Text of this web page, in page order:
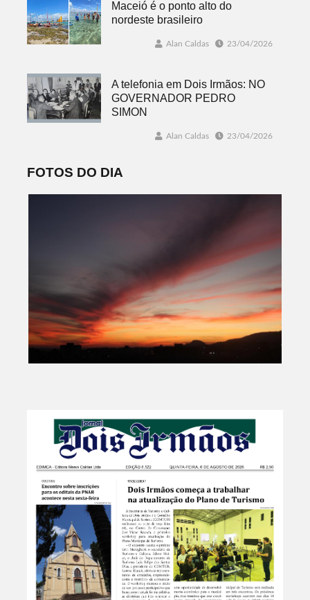
Maceió é o ponto alto do
nordeste brasileiro
Alan Caldas 23/04/2026
A telefonia em Dois Irmãos: NO
GOVERNADOR PEDRO
SIMON
Alan Caldas 23/04/2026
FOTOS DO DIA